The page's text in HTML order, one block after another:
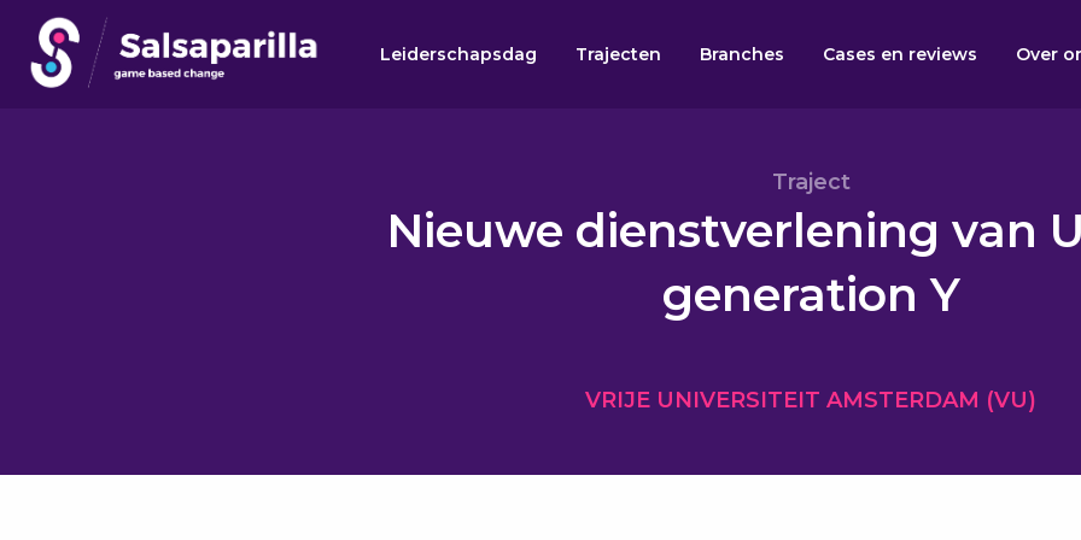
Leiderschapsdag Trajecten Branches Cases en reviews Over
Traject
Nieuwe dienstverlening van
generation Y
VRIJE UNIVERSITEIT AMSTERDAM (VU)